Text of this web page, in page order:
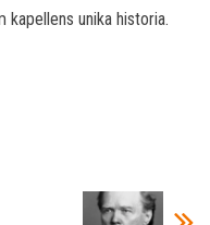
kapellens unika historia.